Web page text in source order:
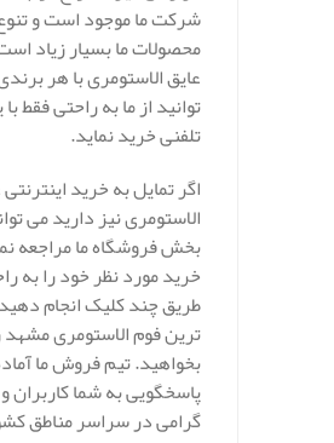
شرکت ما موجود است و
محصولات ما بسیار زیاد
عایق الاستومری با هر
توانید از ما به راحتی فقط
تلفنی خرید نماید.
اگر تمایل به خرید
الاستومری نیز دارید می
بخش فروشگاه ما مراجعه
خرید مورد نظر خود را به
طریق چند کلیک انجام
ترین فوم الاستومری مشهد
بخواهید. تیم فروش ما
پاسخگویی به شما کاربران
گرامی در سراسر مناطق